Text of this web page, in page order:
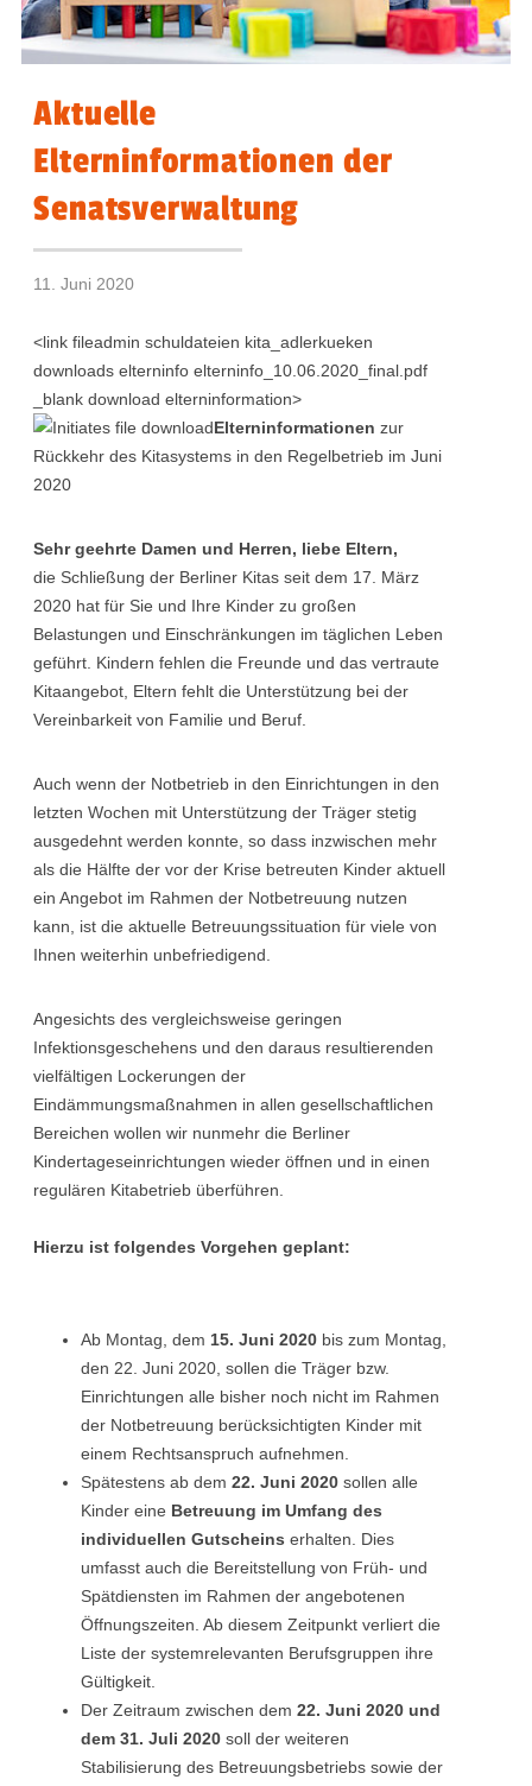
Aktuelle
Elterninformationen der
Senatsverwaltung
11. Juni 2020
<link fileadmin schuldateien kita_adlerkueken
downloads elterninfo elterninfo_10.06.2020_final.pdf
_blank download elterninformation>
Elterninformationenzur
Rückkehr des Kitasystems in den Regelbetrieb im Juni
2020
Sehr geehrte Damen und Herren, liebe Eltern,
die Schließung der Berliner Kitas seit dem 17. März
2020 hat für Sie und Ihre Kinder zu großen
Belastungen und Einschränkungen im täglichen Leben
geführt. Kindern fehlen die Freunde und das vertraute
Kitaangebot, Eltern fehlt die Unterstützung bei der
Vereinbarkeit von Familie und Beruf.
Auch wenn der Notbetrieb in den Einrichtungen in den
letzten Wochen mit Unterstützung der Träger stetig
ausgedehnt werden konnte, so dass inzwischen mehr
als die Hälfte der vor der Krise betreuten Kinder aktuell
ein Angebot im Rahmen der Notbetreuung nutzen
kann, ist die aktuelle Betreuungssituation für viele von
Ihnen weiterhin unbefriedigend.
Angesichts des vergleichsweise geringen
Infektionsgeschehens und den daraus resultierenden
vielfältigen Lockerungen der
Eindämmungsmaßnahmen in allen gesellschaftlichen
Bereichen wollen wir nunmehr die Berliner
Kindertageseinrichtungen wieder öffnen und in einen
regulären Kitabetrieb überführen.
Hierzu ist folgendes Vorgehen geplant:
Ab Montag, dem 15. Juni 2020 bis zum Montag,
den 22. Juni 2020, sollen die Träger bzw.
Einrichtungen alle bisher noch nicht im Rahmen
der Notbetreuung berücksichtigten Kinder mit
einem Rechtsanspruch aufnehmen.
Spätestens ab dem22. Juni 2020 sollen alle
Kinder eine Betreuung im Umfang des
individuellen Gutscheins erhalten. Dies
umfasst auch die Bereitstellung von Früh- und
Spätdiensten im Rahmen der angebotenen
Öffnungszeiten. Ab diesem Zeitpunkt verliert die
Liste der systemrelevanten Berufsgruppen ihre
Gültigkeit.
Der Zeitraum zwischen dem 22. Juni 2020 und
dem 31. Juli 2020soll der weiteren
Stabilisierung des Betreuungsbetriebs sowie der